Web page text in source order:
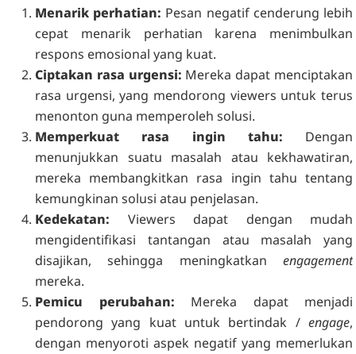
Menarik perhatian: Pesan negatif cenderung lebih
cepat menarik perhatian karena menimbulkan
respons emosional yang kuat.
Ciptakan rasa urgensi: Mereka dapat menciptakan
rasa urgensi, yang mendorong viewers untuk terus
menonton guna memperoleh solusi.
Memperkuat rasa ingin tahu: Dengan
menunjukkan suatu masalah atau kekhawatiran,
mereka membangkitkan rasa ingin tahu tentang
kemungkinan solusi atau penjelasan.
Kedekatan: Viewers dapat dengan mudah
mengidentifikasi tantangan atau masalah yang
disajikan, sehingga meningkatkan engagement
mereka.
Pemicu perubahan: Mereka dapat menjadi
pendorong yang kuat untuk bertindak / engage,
dengan menyoroti aspek negatif yang memerlukan